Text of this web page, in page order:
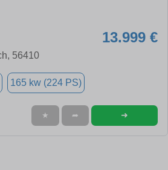
13.999 €
56410
165 kw (224 PS)
★ ➦ ➜